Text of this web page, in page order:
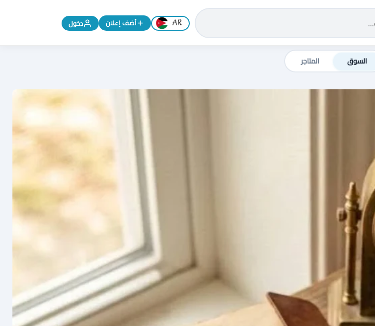
تغيير اللغة إلى الإنجليزية
أضف إعلان دخول
السوق المتاجر